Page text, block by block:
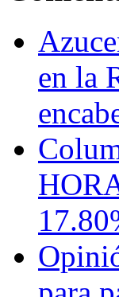
en la